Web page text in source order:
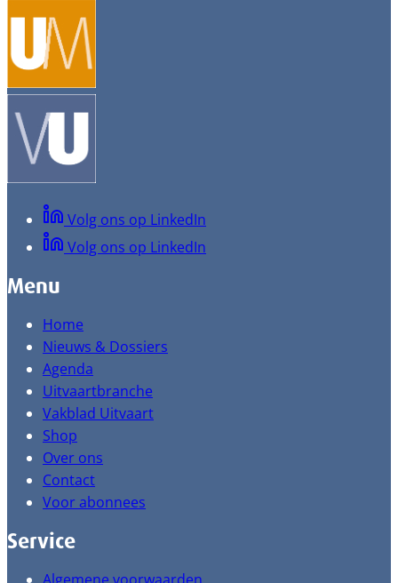
Volg ons op LinkedIn
Volg ons op LinkedIn
Menu
Home
Nieuws & Dossiers
Agenda
Uitvaartbranche
Vakblad Uitvaart
Shop
Over ons
Contact
Voor abonnees
Service